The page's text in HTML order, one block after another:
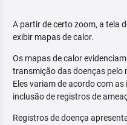
A partir de certo zoom, a tela
exibir mapas de calor.
Os mapas de calor
transmição das doenças pelo
Eles variam de acordo com
inclusão de registros de
Registros de doença